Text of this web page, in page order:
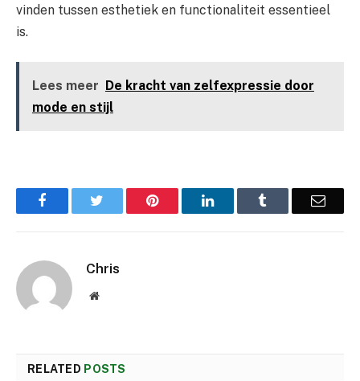
vinden tussen esthetiek en functionaliteit essentieel
is.
Lees meer De kracht van zelfexpressie door
mode en stijl
Facebook Pinterest LinkedIn Email
Chris
Website
RELATED POSTS